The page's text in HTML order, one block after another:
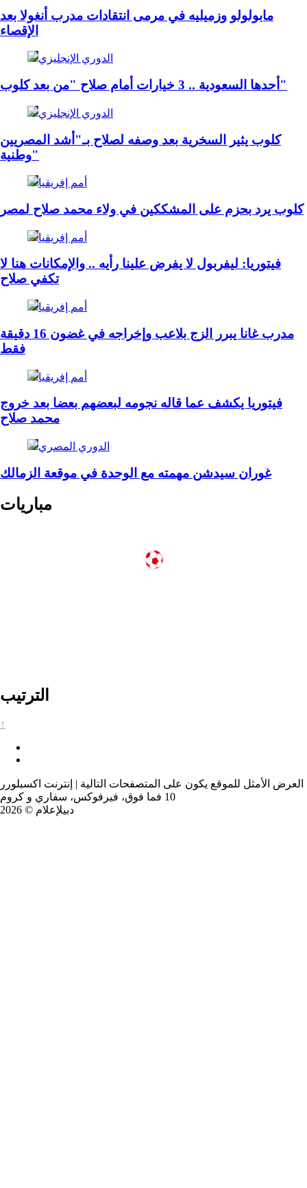
مابولولو وزميليه في مرمى انتقادات مدرب أنغولا بعد
الإقصاء
الدوري الإنجليزي
أحدها السعودية .. 3 خيارات أمام صلاح "من بعد كلوب"
الدوري الإنجليزي
كلوب يثير السخرية بعد وصفه لصلاح بـ"أشد المصريين
وطنية"
أمم إفريقيا
كلوب يرد بحزم على المشككين في ولاء محمد صلاح لمصر
أمم إفريقيا
فيتوريا: ليفربول لا يفرض علينا رأيه .. والإمكانات هنا لا
تكفي صلاح
أمم إفريقيا
مدرب غانا يبرر الزج بلاعب وإخراجه في غضون 16 دقيقة
فقط
أمم إفريقيا
فيتوريا يكشف عما قاله نجومه لبعضهم بعضا بعد خروج
محمد صلاح
الدوري المصري
غوران سيدشن مهمته مع الوحدة في موقعة الزمالك
مباريات
الترتيب
↑
العرض الأمثل للموقع يكون على المتصفحات التالية | إنترنت اكسبلورر
10 فما فوق، فيرفوكس، سفاري و كروم
دبيلإعلام © 2026